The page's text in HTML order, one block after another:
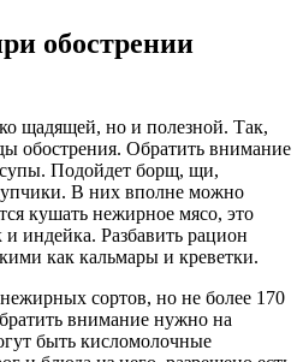
обострении
щадящей, но и полезной. Так,
обострения. Обратить внимание
супы. Подойдет борщ, щи,
В них вполне можно
кушать нежирное мясо, это
индейка. Разбавить рацион
как кальмары и креветки.
сортов, но не более 170
внимание нужно на
быть кисломолочные